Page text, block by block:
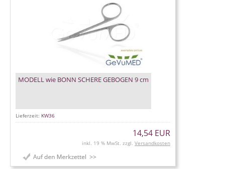
MODELL wie BONN SCHERE GEBOGEN 9 cm
Lieferzeit: KW36
14,54 EUR
inkl. 19 % MwSt. zzgl. Versandkosten